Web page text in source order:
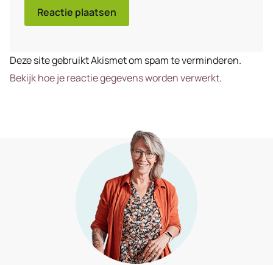
Deze site gebruikt Akismet om spam te verminderen.
Bekijk hoe je reactie gegevens worden verwerkt.